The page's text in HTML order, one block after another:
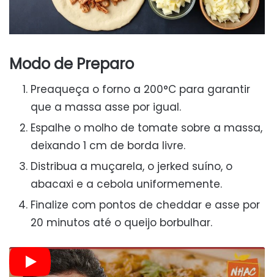
Modo de Preparo
Preaqueça o forno a 200°C para garantir
que a massa asse por igual.
Espalhe o molho de tomate sobre a massa,
deixando 1 cm de borda livre.
Distribua a muçarela, o jerked suíno, o
abacaxi e a cebola uniformemente.
Finalize com pontos de cheddar e asse por
20 minutos até o queijo borbulhar.